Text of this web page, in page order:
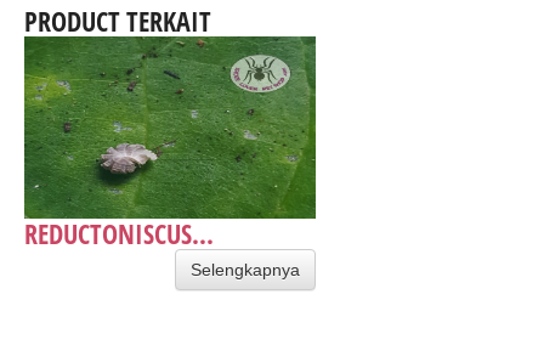
PRODUCT TERKAIT
REDUCTONISCUS...
Selengkapnya